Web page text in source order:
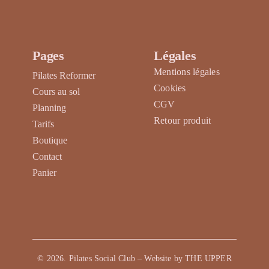
Pages
Pilates Reformer
Cours au sol
Planning
Tarifs
Boutique
Contact
Panier
Légales
Mentions légales
Cookies
CGV
Retour produit
© 2026. Pilates Social Club – Website byTHE UPPER